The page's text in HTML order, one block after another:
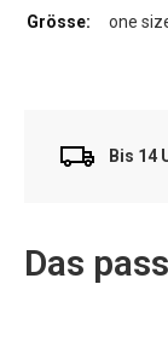
one
Bis 14
Das